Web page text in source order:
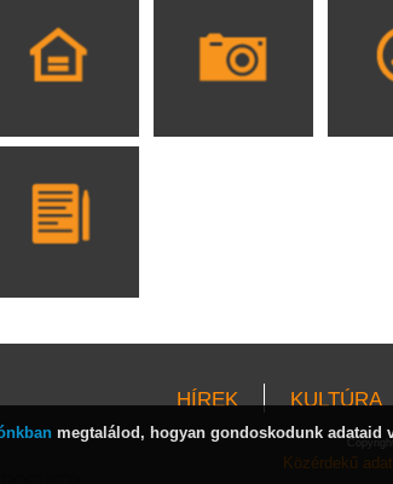
HÍREK KULTÚRA
Közérdekű
megtalálod, hogyan gondoskodunk adataid